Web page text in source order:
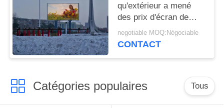
qu'extérieur a mené
des prix d'écran de
visualisation a mené le
visuel à grand écran
negotiable MOQ:Négociable
CONTACT
Catégories populaires Tous